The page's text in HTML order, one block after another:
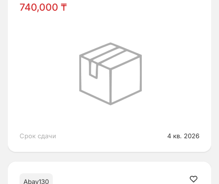
740,000 ₸
Срок сдачи 4 кв. 2026
Abay130